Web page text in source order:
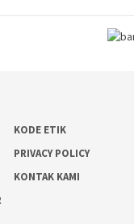
KODE ETIK
PRIVACY POLICY
KONTAK KAMI